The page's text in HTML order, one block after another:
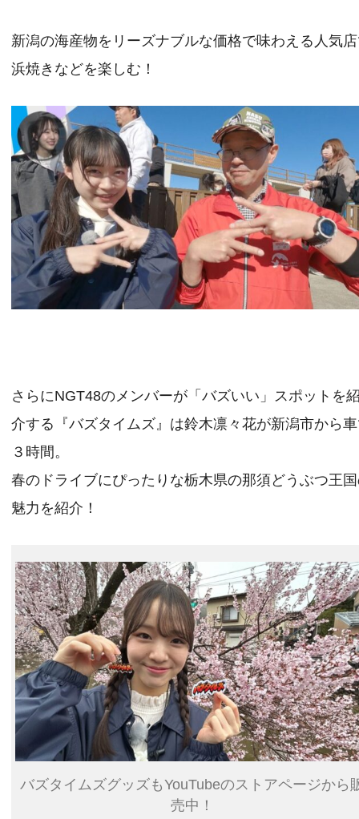
新潟の海産物をリーズナブルな価格で味わえる人気
浜焼きなどを楽しむ！
さらにNGT48のメンバーが「バズいい」スポットを
介する『バズタイムズ』は鈴木凛々花が新潟市から
３時間。
春のドライブにぴったりな栃木県の那須どうぶつ王
魅力を紹介！
バズタイムズグッズもYouTubeのストアページから
売中！